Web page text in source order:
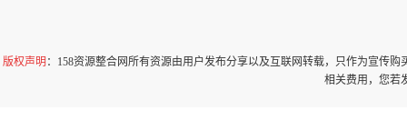
版权声明 ：158资源整合网所有资源由用户发布分享以及互联网转载，只作为宣传
相关费用，您若